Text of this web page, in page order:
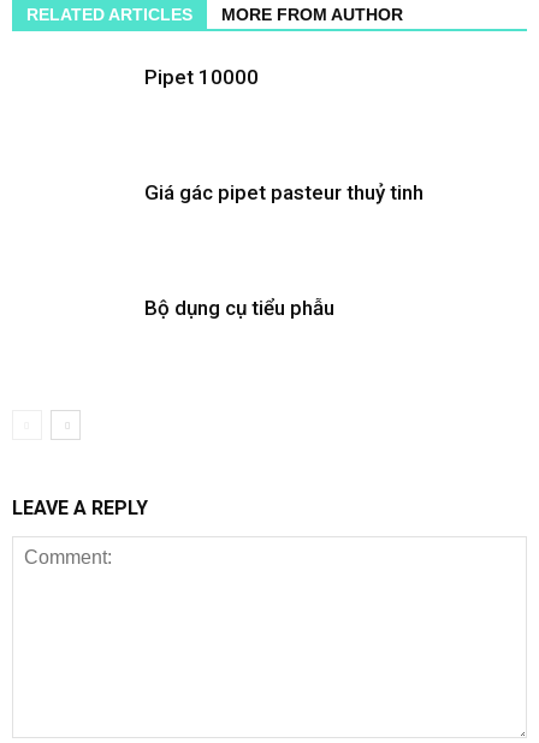
RELATED ARTICLES MORE FROM AUTHOR
Pipet 10000
Giá gác pipet pasteur thuỷ tinh
Bộ dụng cụ tiểu phẫu
LEAVE A REPLY